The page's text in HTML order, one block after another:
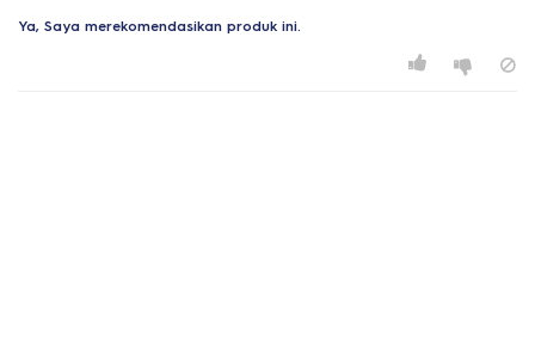
Ya, Saya merekomendasikan produk ini.